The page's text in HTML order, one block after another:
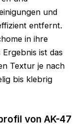
und
entfernt.
in ihre
ist das
Textur je nach
bis klebrig
von AK-47